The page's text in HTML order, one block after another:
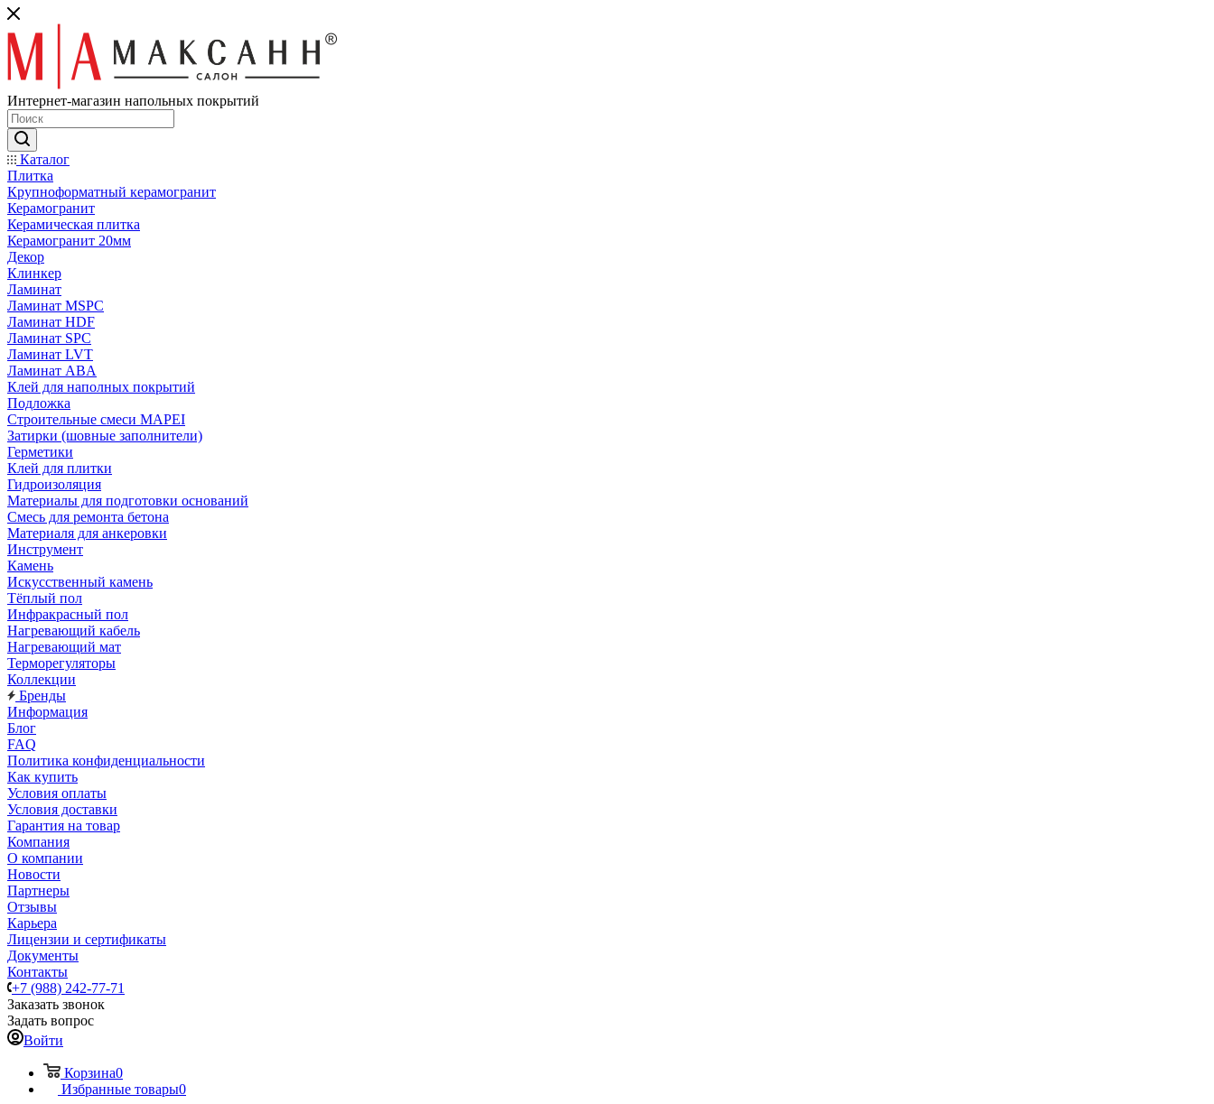
Интернет-магазин напольных покрытий
Каталог
Плитка
Крупноформатный керамогранит
Керамогранит
Керамическая плитка
Керамогранит 20мм
Декор
Клинкер
Ламинат
Ламинат MSPC
Ламинат HDF
Ламинат SPC
Ламинат LVT
Ламинат ABA
Клей для наполных покрытий
Подложка
Строительные смеси MAPEI
Затирки (шовные заполнители)
Герметики
Клей для плитки
Гидроизоляция
Материалы для подготовки оснований
Смесь для ремонта бетона
Материаля для анкеровки
Инструмент
Камень
Искусственный камень
Тёплый пол
Инфракрасный пол
Нагревающий кабель
Нагревающий мат
Терморегуляторы
Коллекции
Бренды
Информация
Блог
FAQ
Политика конфиденциальности
Как купить
Условия оплаты
Условия доставки
Гарантия на товар
Компания
О компании
Новости
Партнеры
Отзывы
Карьера
Лицензии и сертификаты
Документы
Контакты
+7 (988) 242-77-71
Заказать звонок
Задать вопрос
Войти
Корзина0
Избранные товары0